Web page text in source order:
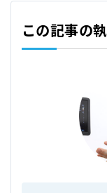
この記事の